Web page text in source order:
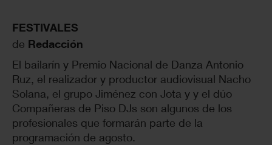
FESTIVALES
de Redacción
El bailarín y Premio Nacional de Danza Antonio
Ruz, el realizador y productor audiovisual Nacho
Solana, el grupo Jiménez con Jota y y el dúo
Compañeras de Piso DJs son algunos de los
profesionales que formarán parte de la
programación de agosto.